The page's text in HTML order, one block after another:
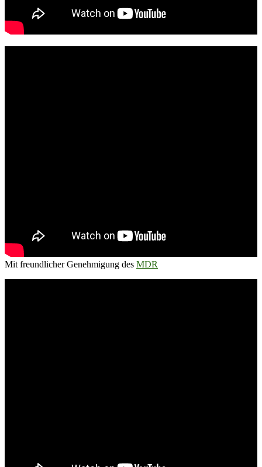
Mit freundlicher Genehmigung des MDR